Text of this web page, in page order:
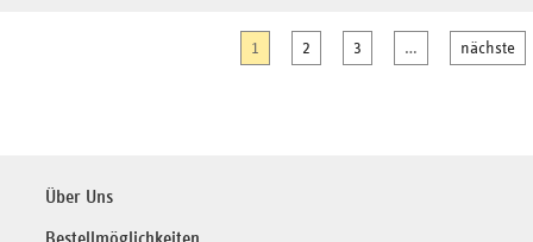
1 2 3 … nächste
Über Uns